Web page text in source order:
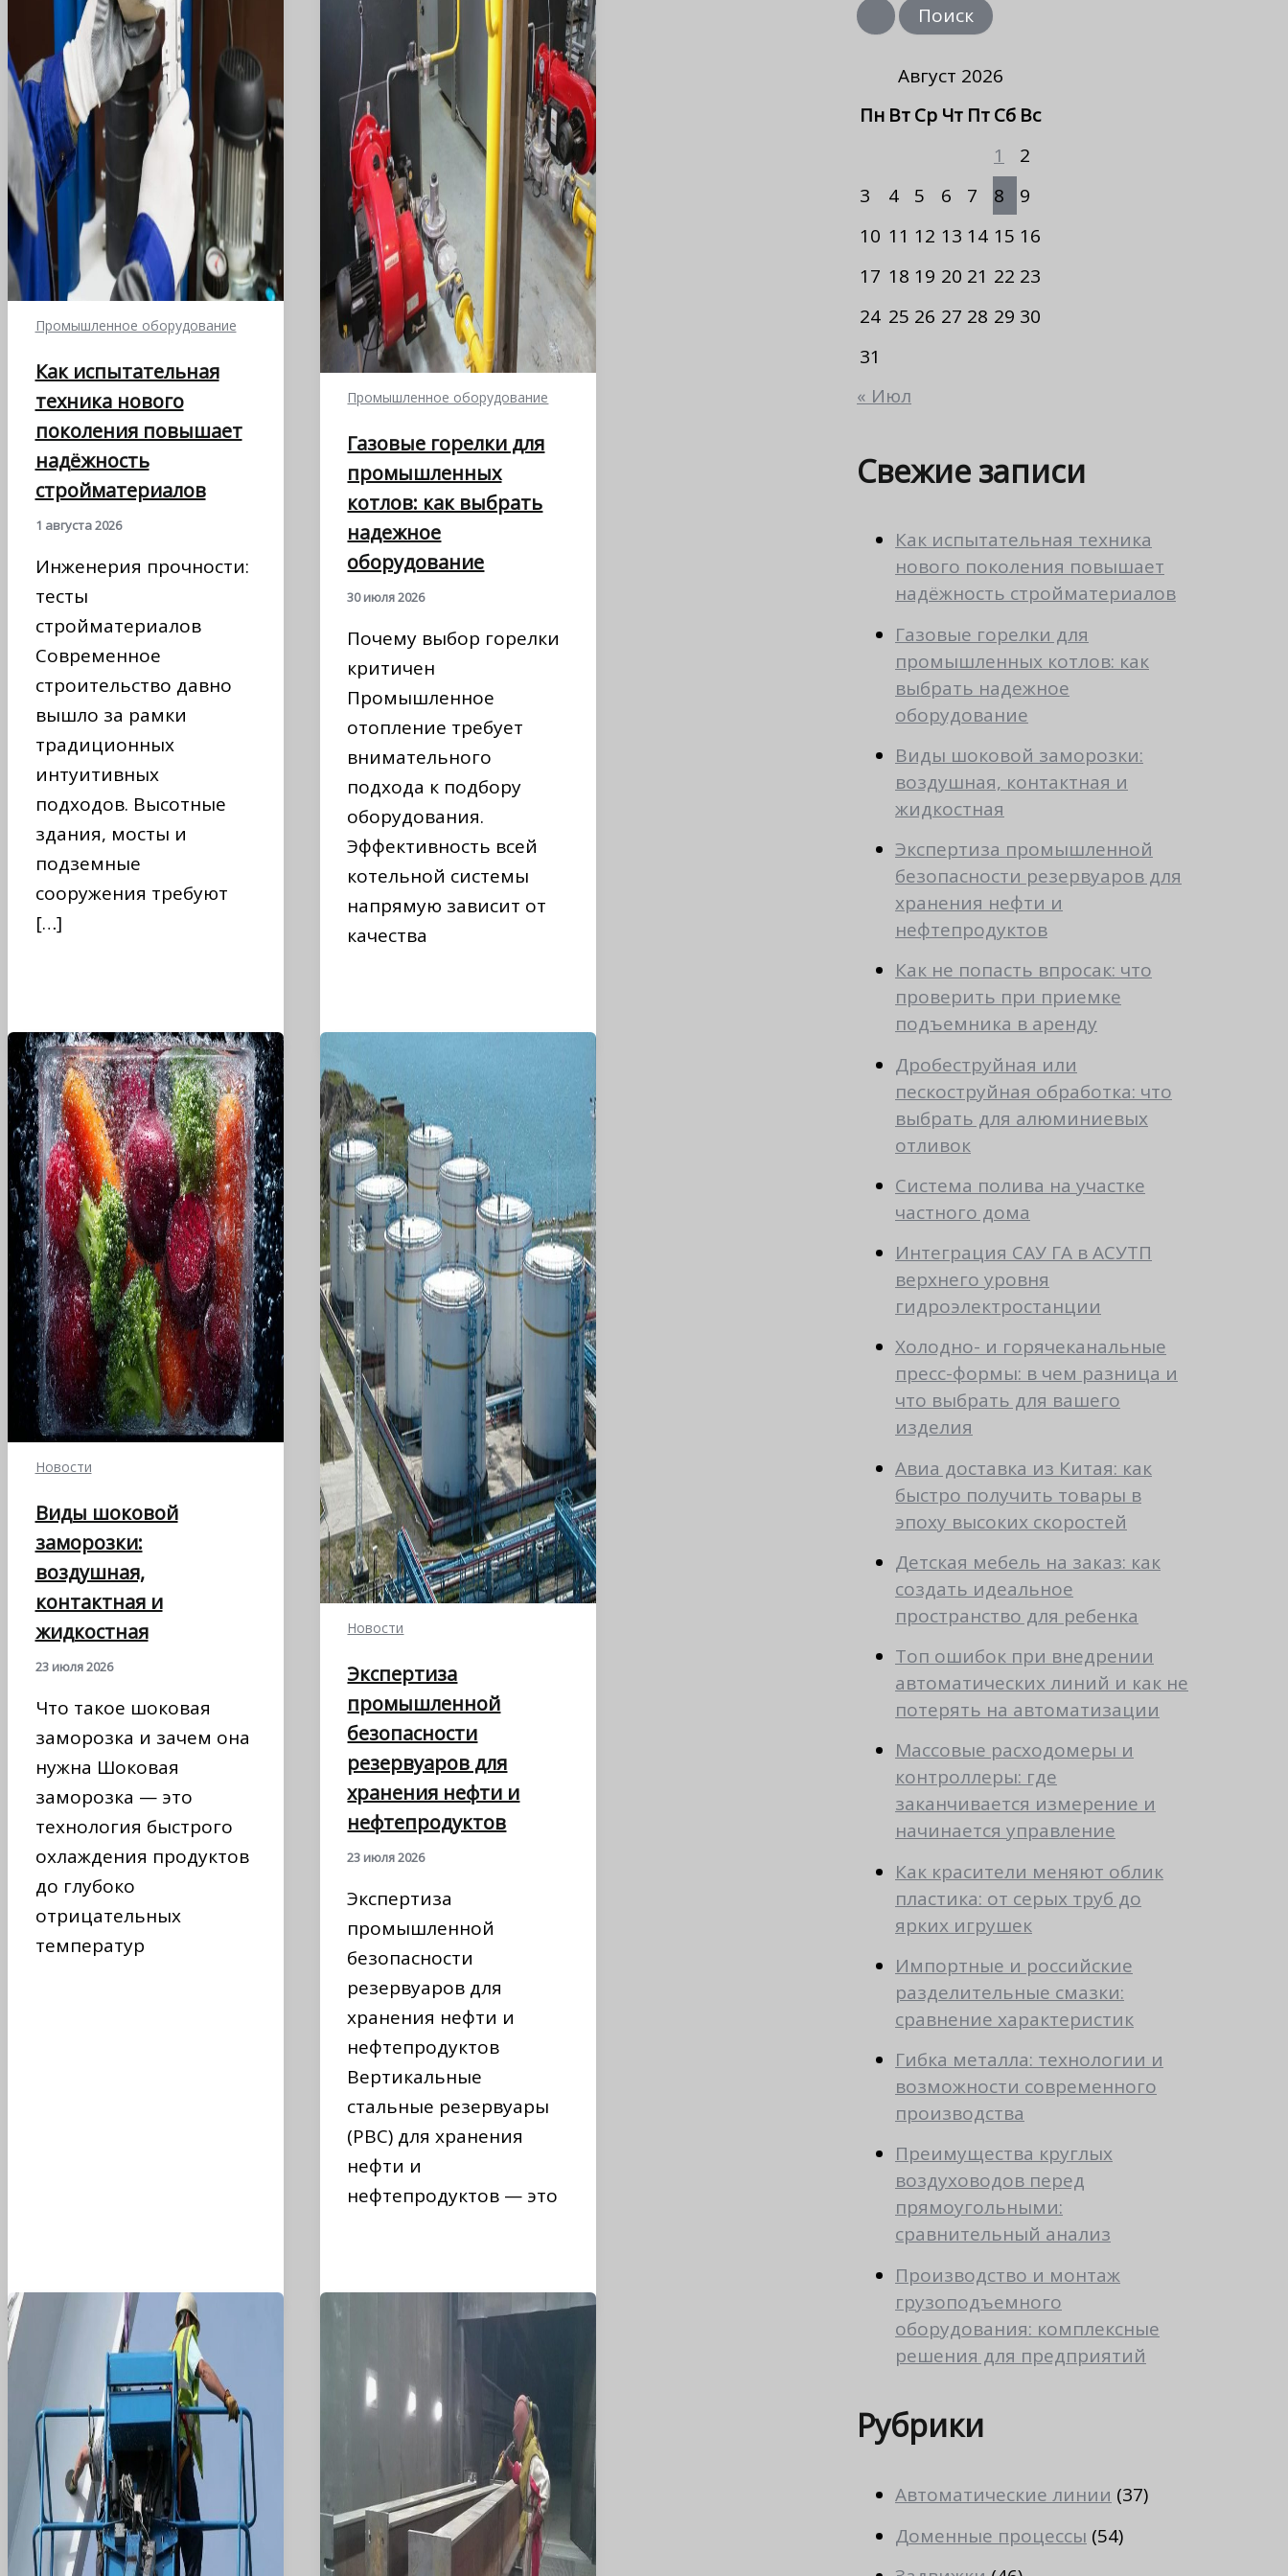
Промышленное оборудование
Как испытательная
техника нового
поколения повышает
надёжность
стройматериалов
1 августа 2026
Инженерия прочности:
тесты
стройматериалов
Современное
строительство давно
вышло за рамки
традиционных
интуитивных
подходов. Высотные
здания, мосты и
подземные
сооружения требуют
[…]
Промышленное оборудование
Газовые горелки для
промышленных
котлов: как выбрать
надежное
оборудование
30 июля 2026
Почему выбор горелки
критичен
Промышленное
отопление требует
внимательного
подхода к подбору
оборудования.
Эффективность всей
котельной системы
напрямую зависит от
качества
Новости
Виды шоковой
заморозки:
воздушная,
контактная и
жидкостная
23 июля 2026
Что такое шоковая
заморозка и зачем она
нужна Шоковая
заморозка — это
технология быстрого
охлаждения продуктов
до глубоко
отрицательных
температур
Новости
Экспертиза
промышленной
безопасности
резервуаров для
хранения нефти и
нефтепродуктов
23 июля 2026
Экспертиза
промышленной
безопасности
резервуаров для
хранения нефти и
нефтепродуктов
Вертикальные
стальные резервуары
(РВС) для хранения
нефти и
нефтепродуктов — это
и
с
Август 2026
Пн ВтСр Чт ПтСб Вс
1
2
3
4 5 6 7 8
9
10 11 12 13 14 15 16
17 18 19 20 21 22 23
24 25 26 27 28 29 30
31
« Июл
Свежие записи
Как испытательная техника
нового поколения повышает
надёжность стройматериалов
Газовые горелки для
промышленных котлов: как
выбрать надежное
оборудование
Виды шоковой заморозки:
воздушная, контактная и
жидкостная
Экспертиза промышленной
безопасности резервуаров для
хранения нефти и
нефтепродуктов
Как не попасть впросак: что
проверить при приемке
подъемника в аренду
Дробеструйная или
пескоструйная обработка: что
выбрать для алюминиевых
отливок
Система полива на участке
частного дома
Интеграция САУ ГА в АСУТП
верхнего уровня
гидроэлектростанции
Холодно- и горячеканальные
пресс-формы: в чем разница и
что выбрать для вашего
изделия
Авиа доставка из Китая: как
быстро получить товары в
эпоху высоких скоростей
Детская мебель на заказ: как
создать идеальное
пространство для ребенка
Топ ошибок при внедрении
автоматических линий и как не
потерять на автоматизации
Массовые расходомеры и
контроллеры: где
заканчивается измерение и
начинается управление
Как красители меняют облик
пластика: от серых труб до
ярких игрушек
Импортные и российские
разделительные смазки:
сравнение характеристик
Гибка металла: технологии и
возможности современного
производства
Преимущества круглых
воздуховодов перед
прямоугольными:
сравнительный анализ
Производство и монтаж
грузоподъемного
оборудования: комплексные
решения для предприятий
Рубрики
Автоматические линии (37)
Доменные процессы (54)